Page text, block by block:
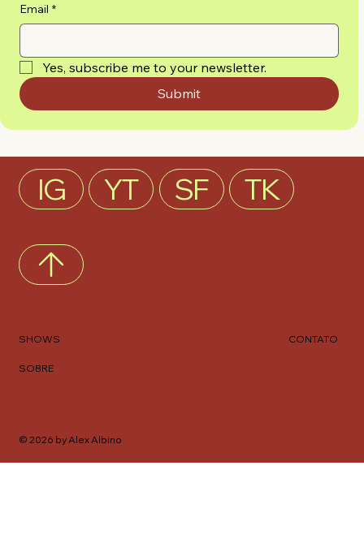
Email *
Yes, subscribe me to your newsletter.
Submit
IG YT SF TK
SHOWS
SOBRE
CONTATO
© 2026 by Alex Albino